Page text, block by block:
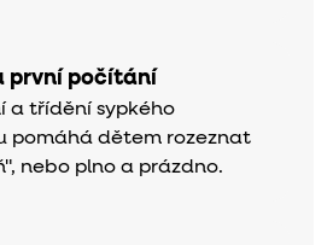
první počítání
a třídění sypkého
pomáhá dětem rozeznat
nebo plno a prázdno.